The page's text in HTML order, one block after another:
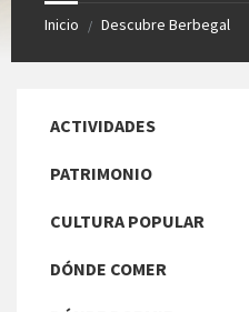
Inicio / Descubre Berbegal
ACTIVIDADES
PATRIMONIO
CULTURA POPULAR
DÓNDE COMER